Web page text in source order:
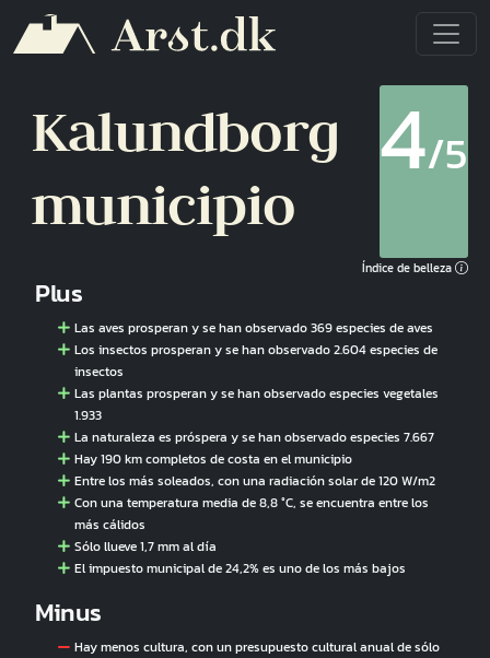
Kalundborg
municipio
4/5
Índice de belleza
Plus
Las aves prosperan y se han observado 369 especies de aves
Los insectos prosperan y se han observado 2.604 especies de
insectos
Las plantas prosperan y se han observado especies vegetales
1.933
La naturaleza es próspera y se han observado especies 7.667
Hay 190 km completos de costa en el municipio
Entre los más soleados, con una radiación solar de 120 W/m2
Con una temperatura media de 8,8 °C, se encuentra entre los
más cálidos
Sólo llueve 1,7 mm al día
El impuesto municipal de 24,2% es uno de los más bajos
Minus
Hay menos cultura, con un presupuesto cultural anual de sólo